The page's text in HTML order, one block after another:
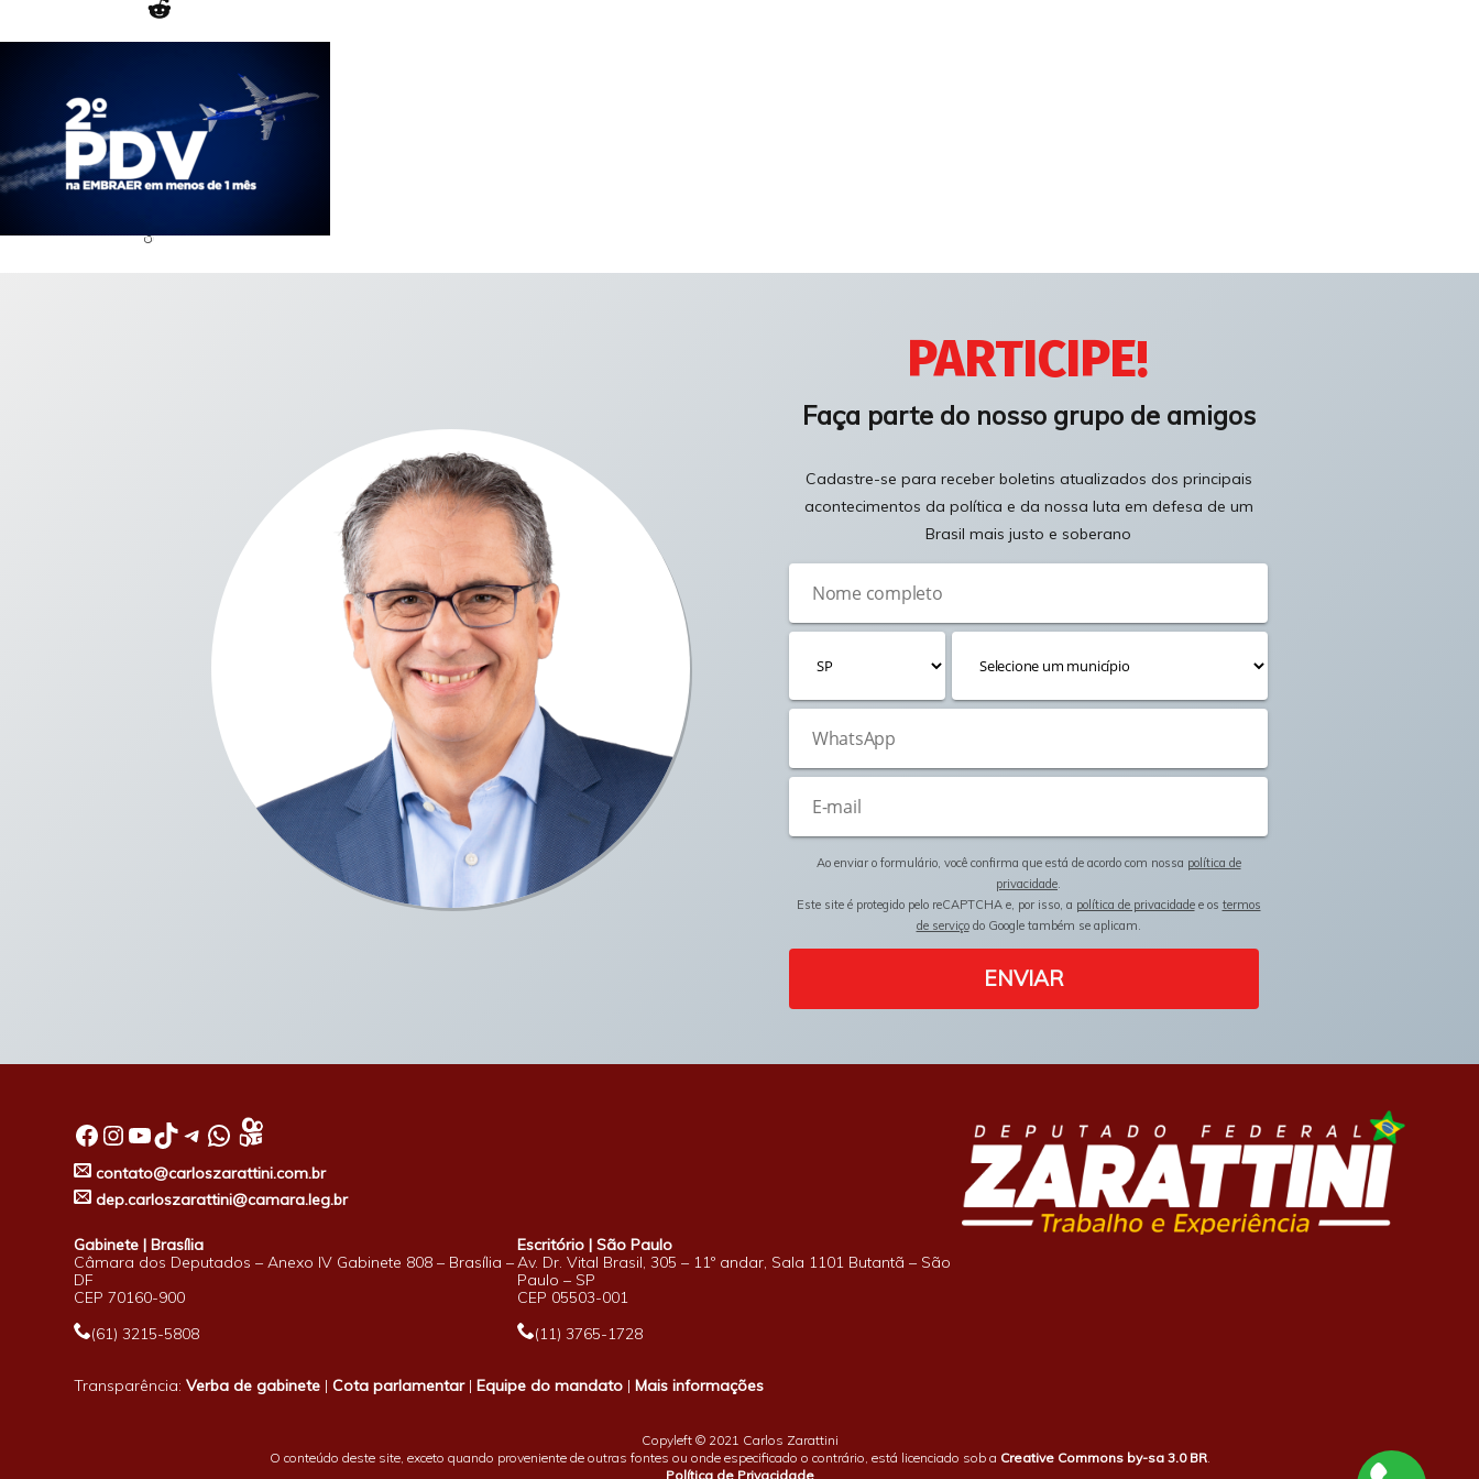
PARTICIPE!
Faça parte do nosso grupo de amigos
Cadastre-se para receber boletins atualizados dos principais
acontecimentos da política e da nossa luta em defesa de um
Brasil mais justo e soberano
Ao enviar o formulário, você confirma que está de acordo com nossa política de
privacidade
Este site é protegido pelo reCAPTCHA e, por isso, a política de privacidadee os termos
de serviçodo Google também se aplicam.
ENVIAR
Facebook InstagramYoutube TikTok Telegram WhatsApp
contato@carloszarattini.com.br
dep.carloszarattini@camara.leg.br
Gabinete | Brasília
Câmara dos Deputados – Anexo IV Gabinete 808 – Brasília –
DF
CEP 70160-900
(61) 3215-5808
Escritório | São Paulo
Av. Dr. Vital Brasil, 305 – 11º andar, Sala 1101 Butantã – São
Paulo – SP
CEP 05503-001
(11) 3765-1728
Transparência:Verba de gabinete |Cota parlamentar|Equipe do mandato |Mais informações
Copyleft © 2021 Carlos Zarattini
O conteúdo deste site, exceto quando proveniente de outras fontes ou onde especificado o contrário, está licenciado sob a Creative Commons by-sa 3.0 BR.
Política de Privacidade